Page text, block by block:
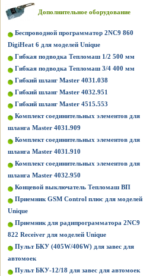
Дополнительное оборудование
Беспроводной программатор 2NC9 860
DigiHeat 6 для моделей Unique
Гибкая подводка Тепломаш 1/2 500 мм
Гибкая подводка Тепломаш 3/4 400 мм
Гибкий шланг Master 4031.038
Гибкий шланг Master 4032.951
Гибкий шланг Master 4515.553
Комплект соединительных элементов для
шланга Master 4031.909
Комплект соединительных элементов для
шланга Master 4031.910
Комплект соединительных элементов для
шланга Master 4032.950
Концевой выключатель Тепломаш ВП
Приемник GSM Control плюс для моделей
Unique
Приемник для радипрограмматора 2NC9
822 Receiver для моделей Unique
Пульт БКУ (405W/406W) для завес для
автомоек
Пульт БКУ-12/18 для завес для автомоек